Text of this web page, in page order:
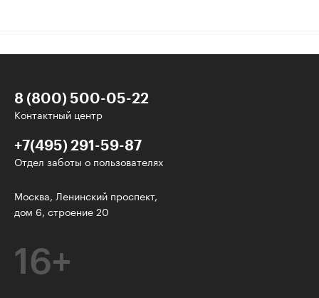
8 (800) 500-05-22
Контактный центр
+7(495) 291-59-87
Отдел заботы о пользователях
Москва, Ленинский проспект,
дом 6, строение 20
16+
Интересное - на почту!
Выберите тему рассылки
Дизайн